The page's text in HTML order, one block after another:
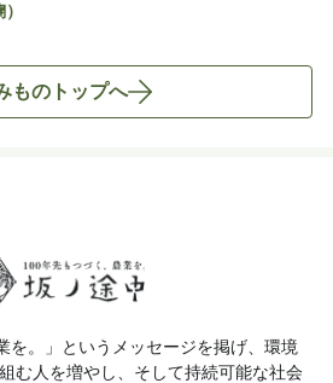
ものトップへ
を。」というメッセージを掲げ、環境
む人を増やし、そして持続可能な社会